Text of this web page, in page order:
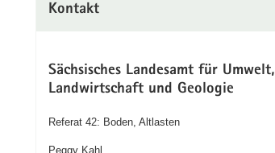
Kontakt
Sächsisches Landesamt für Umwelt,
Landwirtschaft und Geologie
Referat 42: Boden, Altlasten
Peggy Kahl